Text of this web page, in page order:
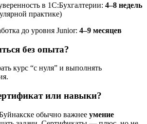
в 1С:Бухгалтерии: 4–8 недель
практике)
до уровня Junior: 4–9 месяцев
без опыта?
курс “с нуля” и выполнять
или навыки?
обычно важнее умение